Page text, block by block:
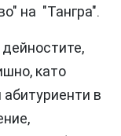
на "Тангра".
като
в